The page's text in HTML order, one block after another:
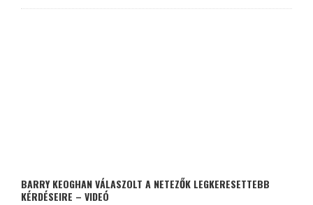
BARRY KEOGHAN VÁLASZOLT A NETEZŐK LEGKERESETTEBB
KÉRDÉSEIRE – VIDEÓ